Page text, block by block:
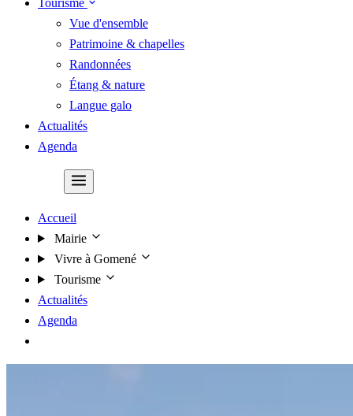
Tourisme
Vue d'ensemble
Patrimoine & chapelles
Randonnées
Étang & nature
Langue galo
Actualités
Agenda
Accueil
Mairie
Vivre à Gomené
Tourisme
Actualités
Agenda